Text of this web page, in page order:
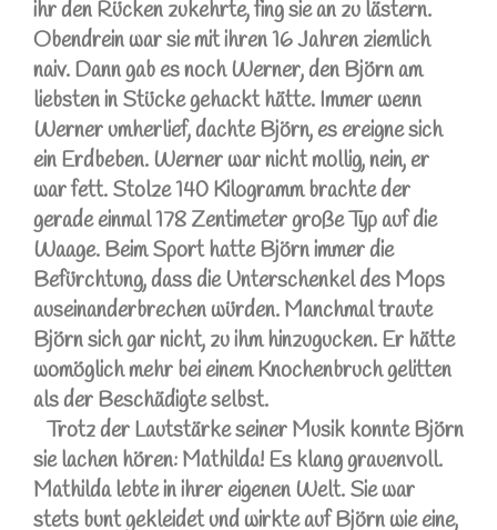
ihr den Rücken zukehrte, fing sie an zu lästern.
Obendrein war sie mit ihren 16 Jahren ziemlich
naiv. Dann gab es noch Werner, den Björn am
liebsten in Stücke gehackt hätte. Immer wenn
Werner umherlief, dachte Björn, es ereigne sich
ein Erdbeben. Werner war nicht mollig, nein, er
war fett. Stolze 140 Kilogramm brachte der
gerade einmal 178 Zentimeter große Typ auf die
Waage. Beim Sport hatte Björn immer die
Befürchtung, dass die Unterschenkel des Mops
auseinanderbrechen würden. Manchmal traute
Björn sich gar nicht, zu ihm hinzugucken. Er hätte
womöglich mehr bei einem Knochenbruch gelitten
als der Beschädigte selbst.
Trotz der Lautstärke seiner Musik konnte Björn
sie lachen hören: Mathilda! Es klang grauenvoll.
Mathilda lebte in ihrer eigenen Welt. Sie war
stets bunt gekleidet und wirkte auf Björn wie eine,